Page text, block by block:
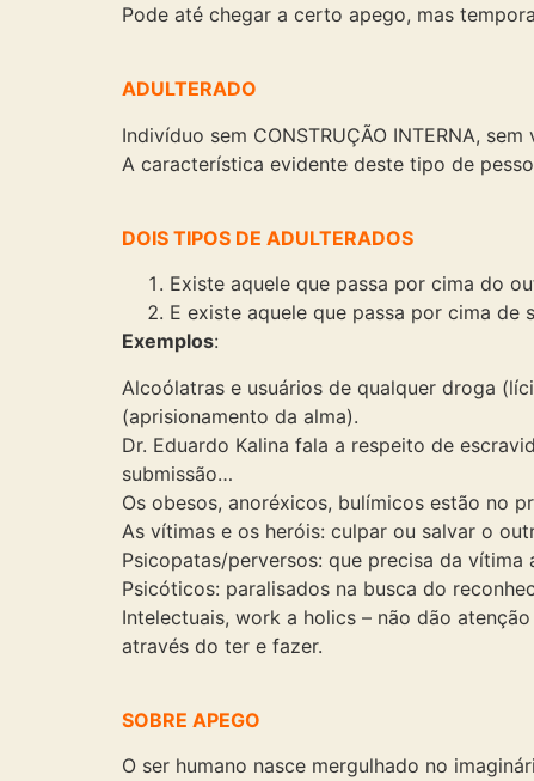
Pode até chegar a certo apego, mas
ADULTERADO
Indivíduo sem CONSTRUÇÃO INTERNA,
A característica evidente deste tipo de
DOIS TIPOS DE ADULTERADOS
Existe aquele que passa por cima do
E existe aquele que passa por cima de
Exemplos:
Alcoólatras e usuários de qualquer droga
(aprisionamento da alma).
Dr. Eduardo Kalina fala a respeito de
submissão…
Os obesos, anoréxicos, bulímicos estão no
As vítimas e os heróis: culpar ou salvar o
Psicopatas/perversos: que precisa da
Psicóticos: paralisados na busca do
Intelectuais, work a holics – não dão
através do ter e fazer.
SOBRE APEGO
O ser humano nasce mergulhado no